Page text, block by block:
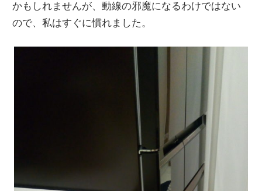
かもしれませんが、動線の邪魔になるわけではない
ので、私はすぐに慣れました。